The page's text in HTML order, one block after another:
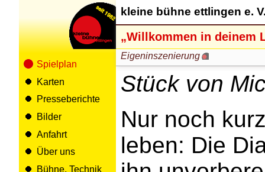
Spielplan
Karten
Presseberichte
Bilder
Anfahrt
Über uns
Bühne, Technik
kleine bühne ettlingen e.
„Willkommen in deinem
Eigeninszenierung
Stück von
Nur noch
leben: Die